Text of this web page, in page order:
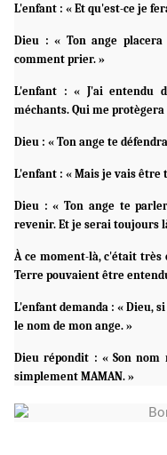
L'enfant : « Et qu'est-ce je
Dieu : « Ton ange
comment prier. »
L'enfant : « J'ai entendu
méchants. Qui me protègera
Dieu : « Ton ange te
L'enfant : « Mais je vais être
Dieu : « Ton ange te
revenir. Et je serai toujours
À ce moment-là, c'était très
Terre pouvaient être
L'enfant demanda : « Dieu,
le nom de mon ange. »
Dieu répondit : « Son
simplement MAMAN. »